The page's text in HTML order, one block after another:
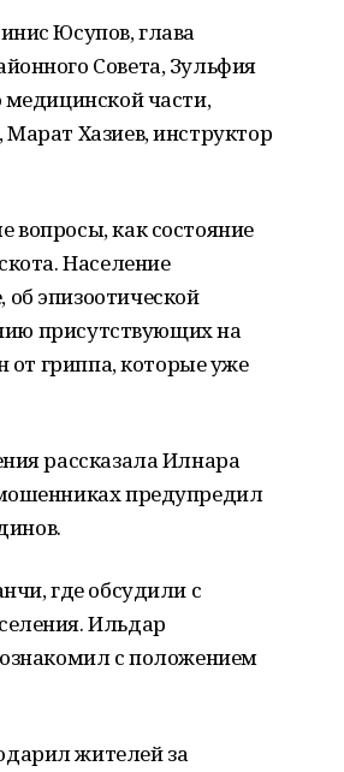
Юсупов, глава
Совета, Зульфия
медицинской части,
Хазиев, инструктор
вопросы, как состояние
Население
эпизоотической
присутствующих на
от гриппа, которые уже
рассказала Илнара
предупредил
где обсудили с
Ильдар
с положением
жителей за